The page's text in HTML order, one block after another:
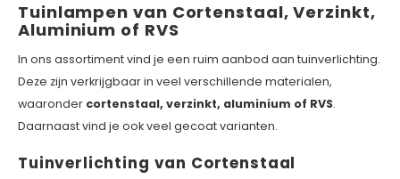
Tuinlampen van Cortenstaal, Verzinkt,
Aluminium of RVS
In ons assortiment vind je een ruim aanbod aan tuinverlichting.
Deze zijn verkrijgbaar in veel verschillende materialen,
waaronder cortenstaal, verzinkt, aluminium of RVS.
Daarnaast vind je ook veel gecoat varianten.
Tuinverlichting van Cortenstaal